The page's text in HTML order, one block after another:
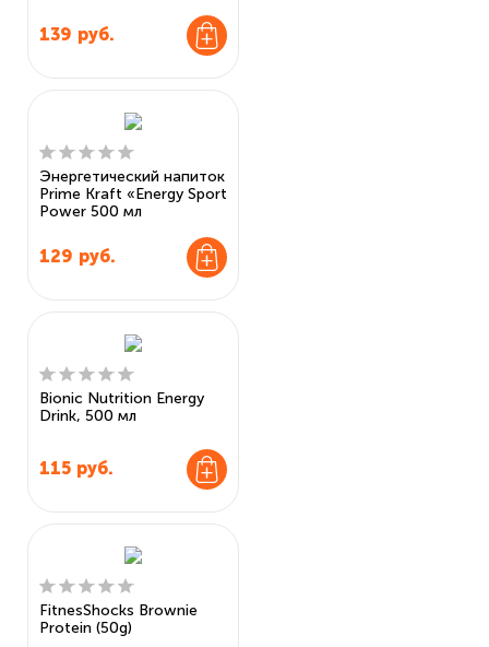
139 руб.
Энергетический напиток
Prime Kraft «Energy Sport
Power 500 мл
129 руб.
Bionic Nutrition Energy
Drink, 500 мл
115 руб.
FitnesShocks Brownie
Protein (50g)